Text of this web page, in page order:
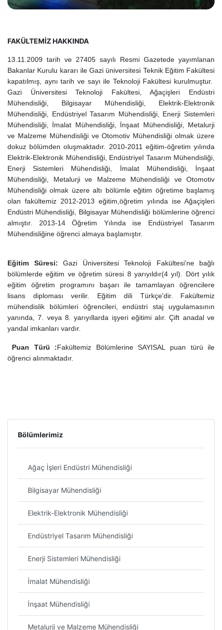
FAKÜLTEMİZ HAKKINDA
13.11.2009 tarih ve 27405 sayılı Resmi Gazetede yayımlanan
Bakanlar Kurulu kararı ile Gazi üniversitesi Teknik Eğitim Fakültesi
kapatılmış, aynı tarih ve sayı ile Teknoloji Fakültesi kurulmuştur.
Gazi Üniversitesi Teknoloji Fakültesi, Ağaçişleri Endüstri
Mühendisliği, Bilgisayar Mühendisliği, Elektrik-Elektronik
Mühendisliği, Endüstriyel Tasarım Mühendisliği, Enerji Sistemleri
Mühendisliği, İmalat Mühendisliği, İnşaat Mühendisliği, Metalurji
ve Malzeme Mühendisliği ve Otomotiv Mühendisliği olmak üzere
dokuz bölümden oluşmaktadır. 2010-2011 eğitim-öğretim yılında
Elektrik-Elektronik Mühendisliği, Endüstriyel Tasarım Mühendisliği,
Enerji Sistemleri Mühendisliği, İmalat Mühendisliği, İnşaat
Mühendisliği, Metalurji ve Malzeme Mühendisliği ve Otomotiv
Mühendisliği olmak üzere altı bölümle eğitim öğretime başlamış
olan fakültemiz 2012-2013 eğitim,öğretim yılında ise Ağaçişleri
Endüstri Mühendisliği, Bilgisayar Mühendisliği bölümlerine öğrenci
almıştır. 2013-14 Öğretim Yılında ise Endüstriyel Tasarım
Mühendisliğine öğrenci almaya başlamıştır.
Eğitim Süresi: Gazi Üniversitesi Teknoloji Fakültesi'ne bağlı
bölümlerde eğitim ve öğretim süresi 8 yarıyıldır(4 yıl). Dört yılık
eğitim öğretim programını başarı ile tamamlayan öğrencilere
lisans diploması verilir. Eğitim dili Türkçe'dir. Fakültemiz
mühendislik bölümleri öğrencileri, endüstri staj uygulamasının
yanında, 7. veya 8. yarıyıllarda işyeri eğitimi alır. Çift anadal ve
yandal imkanları vardır.
Puan Türü :Fakültemiz Bölümlerine SAYISAL puan türü ile
öğrenci alınmaktadır.
Bölümlerimiz
Ağaç İşleri Endüstri Mühendisliği
Bilgisayar Mühendisliği
Elektrik-Elektronik Mühendisliği
Endüstriyel Tasarım Mühendisliği
Enerji Sistemleri Mühendisliği
İmalat Mühendisliği
İnşaat Mühendisliği
Metalurji ve Malzeme Mühendisliği